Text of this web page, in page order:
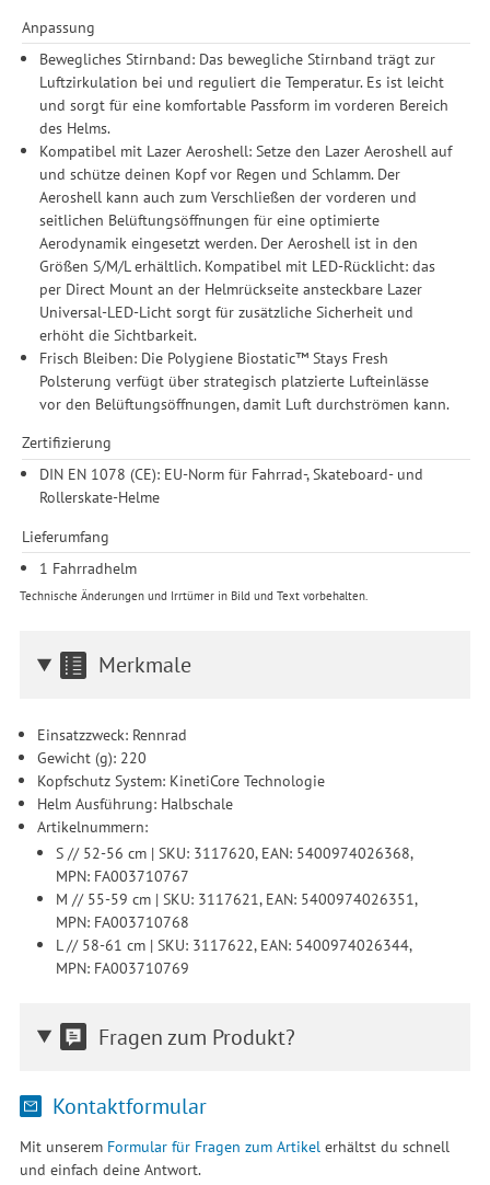
Anpassung
Bewegliches Stirnband: Das bewegliche Stirnband trägt zur
Luftzirkulation bei und reguliert die Temperatur. Es ist leicht
und sorgt für eine komfortable Passform im vorderen Bereich
des Helms.
Kompatibel mit Lazer Aeroshell: Setze den Lazer Aeroshell auf
und schütze deinen Kopf vor Regen und Schlamm. Der
Aeroshell kann auch zum Verschließen der vorderen und
seitlichen Belüftungsöffnungen für eine optimierte
Aerodynamik eingesetzt werden. Der Aeroshell ist in den
Größen S/M/L erhältlich. Kompatibel mit LED-Rücklicht: das
per Direct Mount an der Helmrückseite ansteckbare Lazer
Universal-LED-Licht sorgt für zusätzliche Sicherheit und
erhöht die Sichtbarkeit.
Frisch Bleiben: Die Polygiene Biostatic™ Stays Fresh
Polsterung verfügt über strategisch platzierte Lufteinlässe
vor den Belüftungsöffnungen, damit Luft durchströmen kann.
Zertifizierung
DIN EN 1078 (CE): EU-Norm für Fahrrad-, Skateboard- und
Rollerskate-Helme
Lieferumfang
1 Fahrradhelm
Technische Änderungen und Irrtümer in Bild und Text vorbehalten.
Merkmale
Einsatzzweck: Rennrad
Gewicht (g): 220
Kopfschutz System: KinetiCore Technologie
Helm Ausführung: Halbschale
Artikelnummern:
S // 52-56 cm | SKU: 3117620, EAN: 5400974026368,
MPN: FA003710767
M // 55-59 cm | SKU: 3117621, EAN: 5400974026351,
MPN: FA003710768
L // 58-61 cm | SKU: 3117622, EAN: 5400974026344,
MPN: FA003710769
Fragen zum Produkt?
Kontaktformular
Mit unserem Formular für Fragen zum Artikel erhältst du schnell
und einfach deine Antwort.